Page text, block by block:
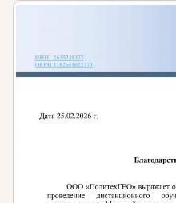
В соответствии с
Главного
РФ от 26.04.2010 №
утверждении СП
санитарные правила
радиационной
радиационного
за радиационную
вопросам
безопасности
работ,
безопасности,